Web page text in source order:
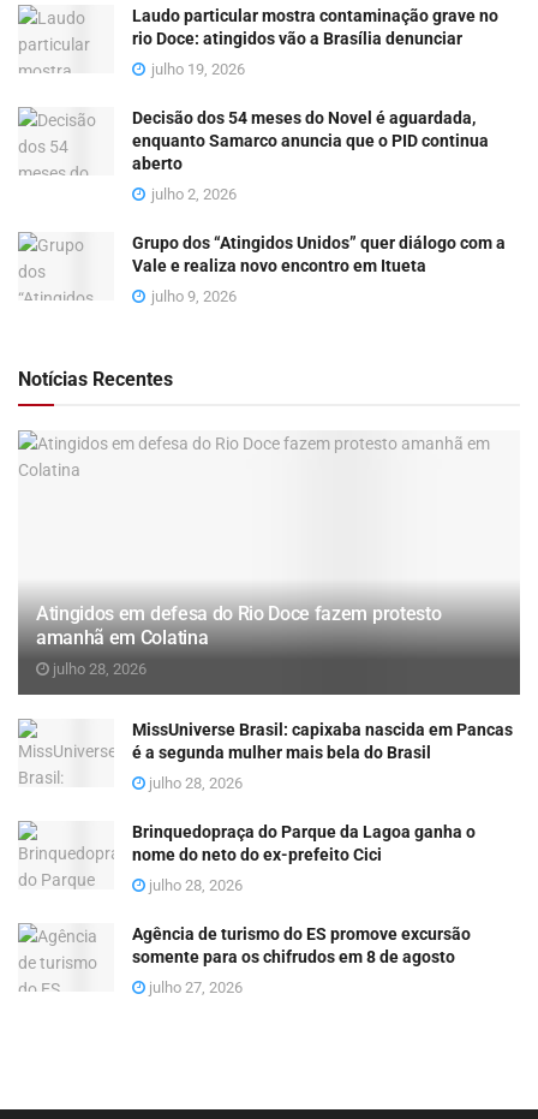
Laudo particular mostra contaminação grave no
rio Doce: atingidos vão a Brasília denunciar
julho 19, 2026
Decisão dos 54 meses do Novel é aguardada,
enquanto Samarco anuncia que o PID continua
aberto
julho 2, 2026
Grupo dos “Atingidos Unidos” quer diálogo com a
Vale e realiza novo encontro em Itueta
julho 9, 2026
Notícias Recentes
Atingidos em defesa do Rio Doce fazem protesto
amanhã em Colatina
julho 28, 2026
MissUniverse Brasil: capixaba nascida em Pancas
é a segunda mulher mais bela do Brasil
julho 28, 2026
Brinquedopraça do Parque da Lagoa ganha o
nome do neto do ex-prefeito Cici
julho 28, 2026
Agência de turismo do ES promove excursão
somente para os chifrudos em 8 de agosto
julho 27, 2026